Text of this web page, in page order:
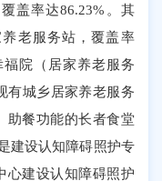
盖率达86.23%。其
老服务站，覆盖率
福院（居家养老服务
有城乡居家养老服务
助餐功能的长者食堂
建设认知障碍照护专
心建设认知障碍照护